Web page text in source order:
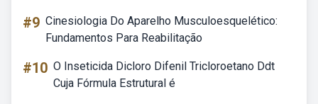
#9 Cinesiologia Do Aparelho Musculoesquelético:
Fundamentos Para Reabilitação
#10 O Inseticida Dicloro Difenil Tricloroetano Ddt
Cuja Fórmula Estrutural é